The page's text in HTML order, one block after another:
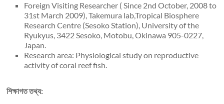
Foreign Visiting Researcher ( Since 2nd October, 2008 to
31st March 2009), Takemura lab,Tropical Biosphere
Research Centre (Sesoko Station), University of the
Ryukyus, 3422 Sesoko, Motobu, Okinawa 905-0227,
Japan.
Research area: Physiological study on reproductive
activity of coral reef fish.
শিক্ষাগত তথ্য: